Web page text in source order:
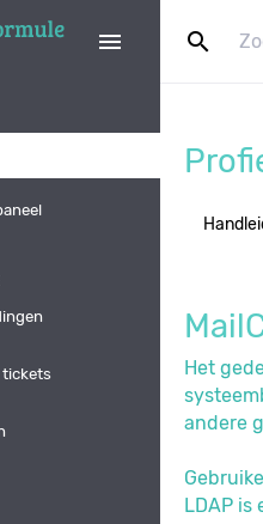
menu search
Het
andere
LDAP